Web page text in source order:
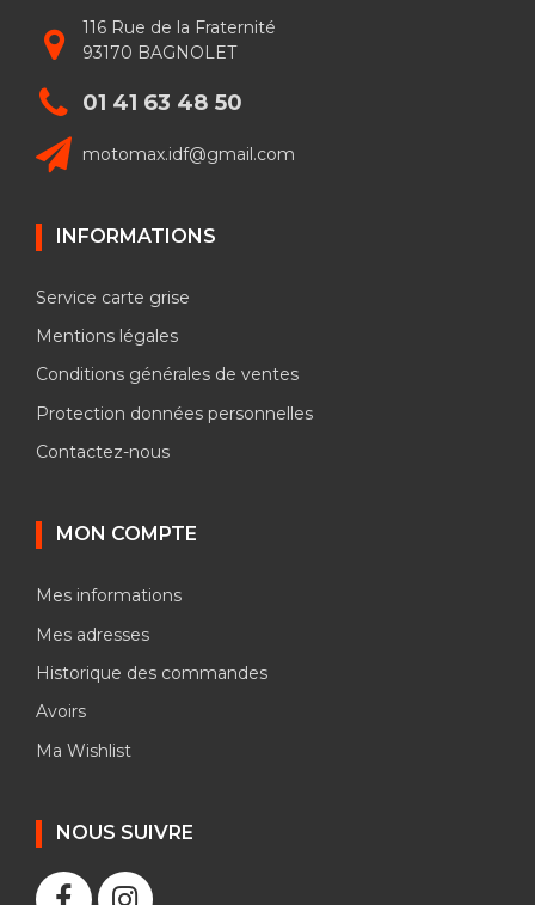
116 Rue de la Fraternité
93170 BAGNOLET
01 41 63 48 50
motomax.idf@gmail.com
INFORMATIONS
Service carte grise
Mentions légales
Conditions générales de ventes
Protection données personnelles
Contactez-nous
MON COMPTE
Mes informations
Mes adresses
Historique des commandes
Avoirs
Ma Wishlist
NOUS SUIVRE